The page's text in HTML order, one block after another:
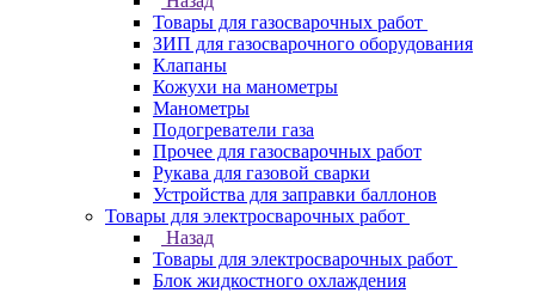
Товары для газосварочных работ
ЗИП для газосварочного оборудования
Клапаны
Кожухи на манометры
Манометры
Подогреватели газа
Прочее для газосварочных работ
Рукава для газовой сварки
Устройства для заправки баллонов
Товары для электросварочных работ
Назад
Товары для электросварочных работ
Блок жидкостного охлаждения